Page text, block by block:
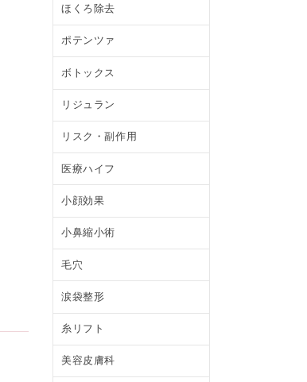
ほくろ除去
ポテンツァ
ボトックス
リジュラン
リスク・副作用
医療ハイフ
小顔効果
小鼻縮小術
毛穴
涙袋整形
糸リフト
美容皮膚科